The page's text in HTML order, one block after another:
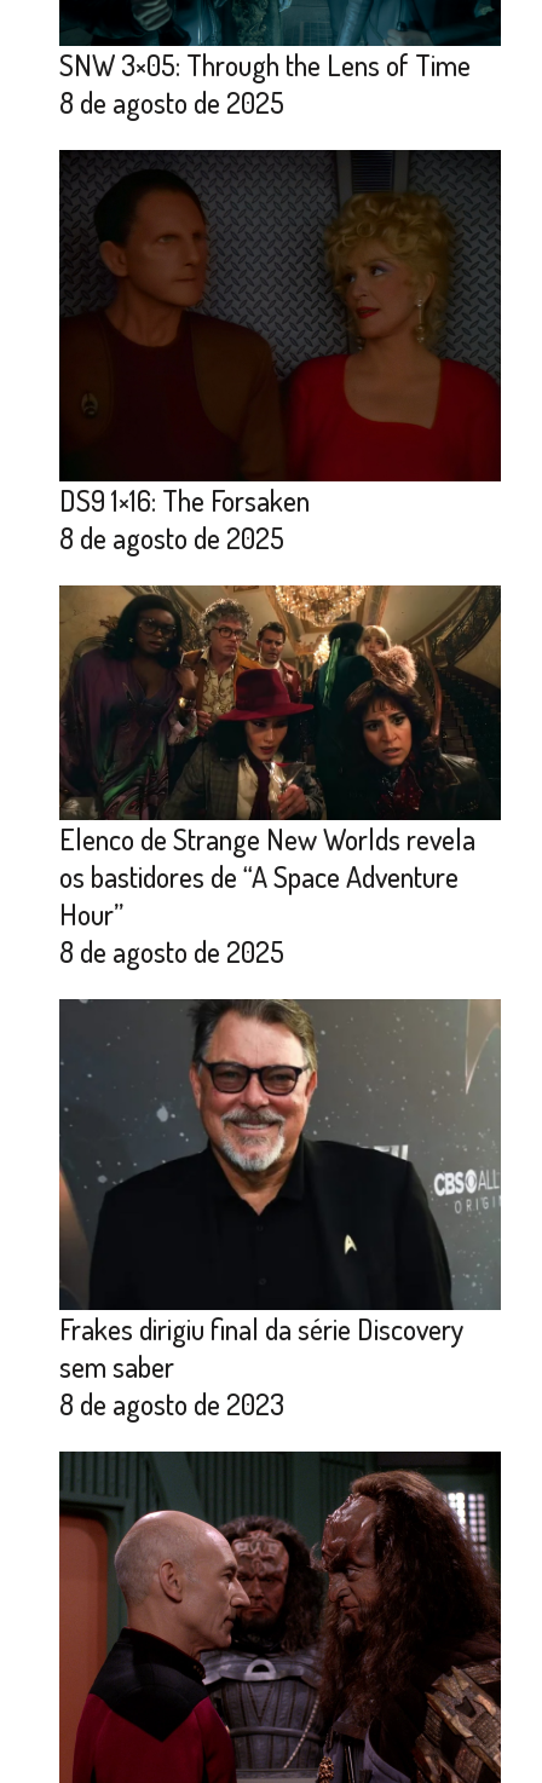
SNW 3×05: Through the Lens of Time
8 de agosto de 2025
DS9 1×16: The Forsaken
8 de agosto de 2025
Elenco de Strange New Worlds revela
os bastidores de “A Space Adventure
Hour”
8 de agosto de 2025
Frakes dirigiu final da série Discovery
sem saber
8 de agosto de 2023